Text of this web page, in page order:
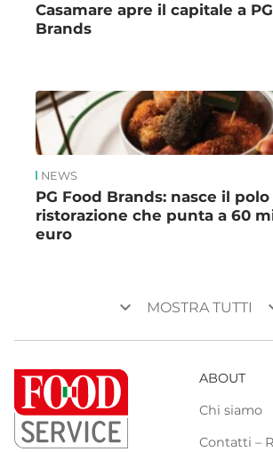
Casamare apre il capitale a
Brands
NEWS
PG Food Brands: nasce il
ristorazione che punta a 60
euro
keyboard_arrow_down MOSTRA TUTTI
ABOUT
Chi siamo
Contatti –